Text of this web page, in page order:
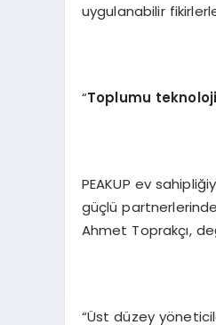
uygulanabilir
“Toplumu
PEAKUP ev
güçlü
Ahmet Toprakçı,
“Üst düzey